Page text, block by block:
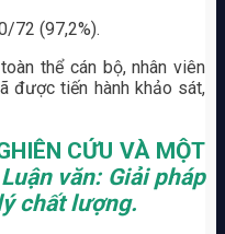
72 (97,2%).
thể cán bộ, nhân viên
được tiến hành khảo sát,
CỨU VÀ MỘT
Luận văn: Giải pháp
chất lượng.